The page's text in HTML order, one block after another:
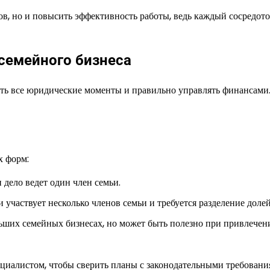
но и повысить эффективность работы, ведь каждый
бизнеса
все юридические моменты и правильно управлять финансами.
форм:
ведет один член семьи.
участвует несколько членов семьи и требуется разделение
семейных бизнесах, но может быть полезно при
чтобы сверить планы с законодательными